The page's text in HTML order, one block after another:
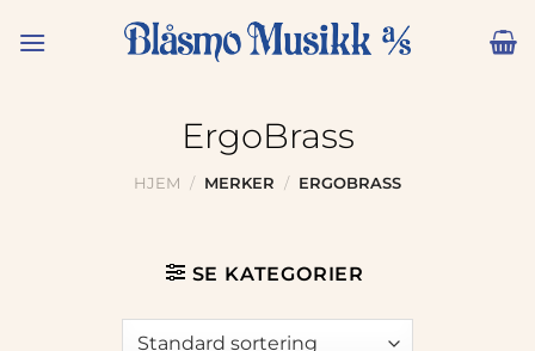
ErgoBrass
HJEM / MERKER / ERGOBRASS
SE KATEGORIER